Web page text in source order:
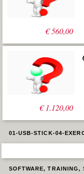
1.120,00
Oorspronkelijke
was:
€560,00
is:
€2.240,00
Oorspronkelijke
was:
€ 2.240,00.
€1.120,00
is:
€ 1.120,00.
01-USB-STICK-04-
SOFTWARE, TRAINING,